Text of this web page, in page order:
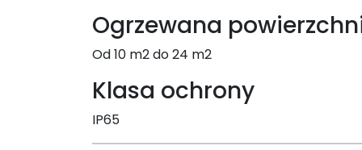
Ogrzewana
Od 10 m2 do 24 m2
Klasa ochrony
IP65